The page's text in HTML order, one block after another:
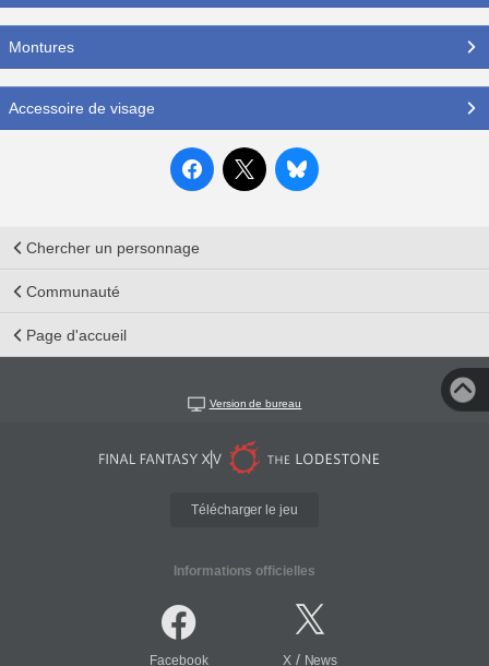
Montures
Accessoire de visage
Chercher un personnage
Communauté
Page d'accueil
Version de bureau
Télécharger le jeu
Informations officielles
Facebook X/ News